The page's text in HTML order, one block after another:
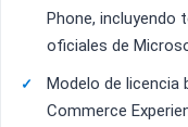
Phone, incluyendo
oficiales de
Modelo de licencia
Commerce